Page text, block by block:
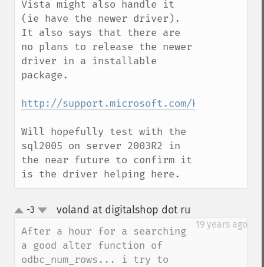
Vista might also handle it
(ie have the newer driver).
It also says that there are
no plans to release the newer
driver in a installable
package.
http://support.microsoft.com/kb/892854
Will hopefully test with the
sql2005 on server 2003R2 in
the near future to confirm it
is the driver helping here.
up-3 voland at digitalshop dot ru
19 years ago
After a hour for a searching
a good alter function of
odbc_num_rows... i try to